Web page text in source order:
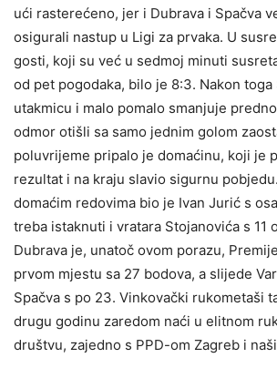
ući rasterećeno, jer i Dubrava i Spačva
osigurali nastup u Ligi za prvaka. U
gosti, koji su već u sedmoj minuti
od pet pogodaka, bilo je 8:3. Nakon toga
utakmicu i malo pomalo smanjuje
odmor otišli sa samo jednim golom
poluvrijeme pripalo je domaćinu, koji je
rezultat i na kraju slavio sigurnu
domaćim redovima bio je Ivan Jurić s
treba istaknuti i vratara Stojanovića s 11
Dubrava je, unatoč ovom porazu,
prvom mjestu sa 27 bodova, a slijede
Spačva s po 23. Vinkovački rukometaši
drugu godinu zaredom naći u elitnom
društvu, zajedno s PPD-om Zagreb i